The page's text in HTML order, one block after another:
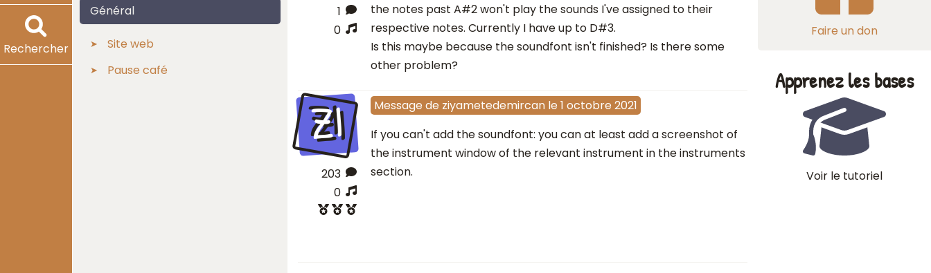
Rechercher
Général
Site web
Pause café
1
0
the notes past A#2 won't play the sounds I've assigned to their
respective notes. Currently I have up to D#3.
Is this maybe because the soundfont isn't finished? Is there some
other problem?
ZI
203
0
Message de ziyametedemircan le 1 octobre 2021
If you can't add the soundfont: you can at least add a screenshot of
the instrument window of the relevant instrument in the instruments
section.
Faire un don
Apprenez les bases
Voir le tutoriel